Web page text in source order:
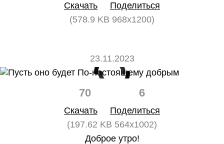
Скачать
Поделиться
(578.9 KB 968x1200)
23.11.2023
70 6
Скачать
Поделиться
(197.62 KB 564x1002)
Доброе утро!